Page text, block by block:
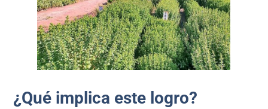
¿Qué implica este logro?